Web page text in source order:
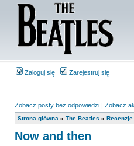
Zaloguj się Zarejestruj się
Zobacz posty bez odpowiedzi | Zobacz
Strona główna » The Beatles » Recenzje
Now and then